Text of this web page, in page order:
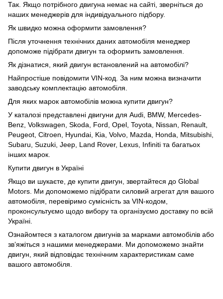
Так. Якщо потрібного двигуна немає на сайті, зверніться до
наших менеджерів для індивідуального підбору.
Як швидко можна оформити замовлення?
Після уточнення технічних даних автомобіля менеджер
допоможе підібрати двигун та оформить замовлення.
Як дізнатися, який двигун встановлений на автомобілі?
Найпростіше повідомити VIN-код. За ним можна визначити
заводську комплектацію автомобіля.
Для яких марок автомобілів можна купити двигун?
У каталозі представлені двигуни для Audi, BMW, Mercedes-
Benz, Volkswagen, Skoda, Ford, Opel, Toyota, Nissan, Renault,
Peugeot, Citroen, Hyundai, Kia, Volvo, Mazda, Honda, Mitsubishi,
Subaru, Suzuki, Jeep, Land Rover, Lexus, Infiniti та багатьох
інших марок.
Купити двигун в Україні
Якщо ви шукаєте, де купити двигун, звертайтеся до Global
Motors. Ми допоможемо підібрати силовий агрегат для вашого
автомобіля, перевіримо сумісність за VIN-кодом,
проконсультуємо щодо вибору та організуємо доставку по всій
Україні.
Ознайомтеся з каталогом двигунів за марками автомобілів або
зв’яжіться з нашими менеджерами. Ми допоможемо знайти
двигун, який відповідає технічним характеристикам саме
вашого автомобіля.